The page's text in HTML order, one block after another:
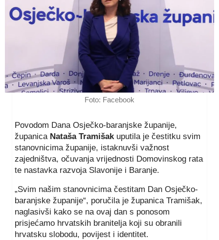
Foto: Facebook
Povodom Dana Osječko-baranjske županije,
županica Nataša Tramišakuputila je čestitku svim
stanovnicima županije, istaknuvši važnost
zajedništva, očuvanja vrijednosti Domovinskog rata
te nastavka razvoja Slavonije i Baranje.
„Svim našim stanovnicima čestitam Dan Osječko-
baranjske županije“, poručila je županica Tramišak,
naglasivši kako se na ovaj dan s ponosom
prisjećamo hrvatskih branitelja koji su obranili
hrvatsku slobodu, povijest i identitet.